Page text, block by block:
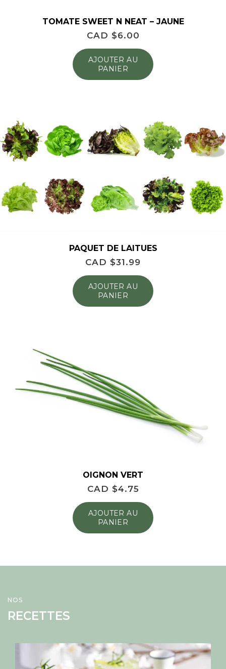
TOMATE SWEET N NEAT – JAUNE
CAD $6.00
AJOUTER AU
PANIER
PAQUET DE LAITUES
CAD $31.99
AJOUTER AU
PANIER
OIGNON VERT
CAD $4.75
AJOUTER AU
PANIER
NOS
RECETTES